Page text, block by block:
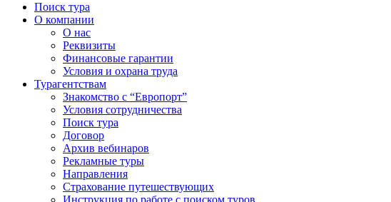
Поиск тура
О компании
О нас
Реквизиты
Финансовые гарантии
Условия и охрана труда
Турагентствам
Знакомство с “Европорт”
Условия сотрудничества
Поиск тура
Договор
Архив вебинаров
Рекламные туры
Направления
Страхование путешествующих
Инструкция по работе с поиском туров